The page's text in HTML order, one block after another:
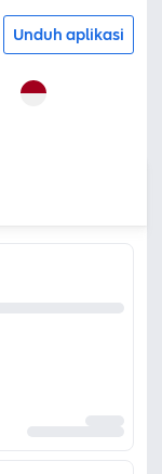
Unduh aplikasi
SOP